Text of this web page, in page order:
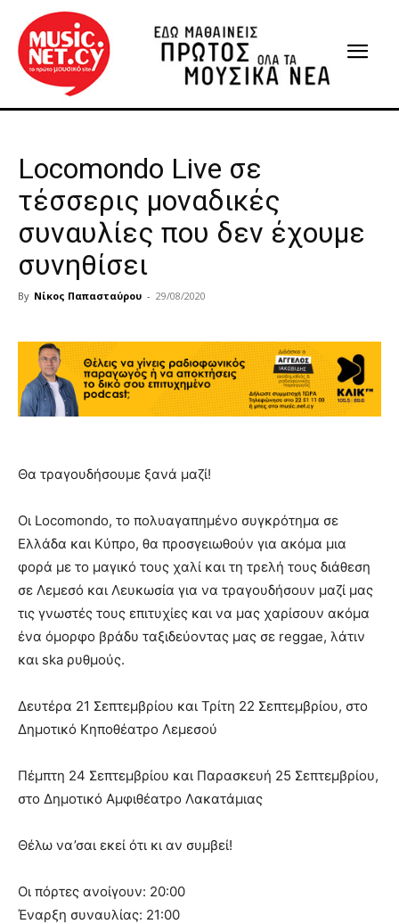
Locomondo Live σε
τέσσερις μοναδικές
συναυλίες που δεν έχουμε
συνηθίσει
By Νίκος Παπασταύρου - 29/08/2020
Θα τραγουδήσουμε ξανά μαζί!
Οι Locomondo, το πολυαγαπημένο συγκρότημα σε
Ελλάδα και Κύπρο, θα προσγειωθούν για ακόμα μια
φορά με το μαγικό τους χαλί και τη τρελή τους διάθεση
σε Λεμεσό και Λευκωσία για να τραγουδήσουν μαζί μας
τις γνωστές τους επιτυχίες και να μας χαρίσουν ακόμα
ένα όμορφο βράδυ ταξιδεύοντας μας σε reggae, λάτιν
και ska ρυθμούς.
Δευτέρα 21 Σεπτεμβρίου και Τρίτη 22 Σεπτεμβρίου, στο
Δημοτικό Κηποθέατρο Λεμεσού
Πέμπτη 24 Σεπτεμβρίου και Παρασκευή 25 Σεπτεμβρίου,
στο Δημοτικό Αμφιθέατρο Λακατάμιας
Θέλω να’σαι εκεί ότι κι αν συμβεί!
Οι πόρτες ανοίγουν: 20:00
Έναρξη συναυλίας: 21:00